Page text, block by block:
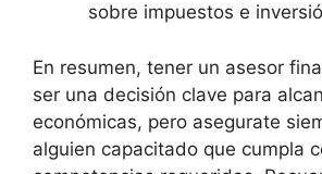
sobre impuestos e
En resumen, tener un asesor
ser una decisión clave para
económicas, pero asegurate
alguien capacitado que cumpla